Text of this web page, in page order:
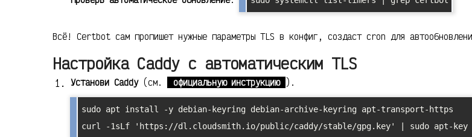
Всё! Certbot сам пропишет нужные параметры TLS в конфиг, создаст cron для
Настройка Caddy с автоматическим TLS
Установи Caddy(см. официальную инструкцию ).
sudo apt install -y debian-keyring debian-archive-keyring apt-transport-https
curl -1sLf 'https://dl.cloudsmith.io/public/caddy/stable/gpg.key' | sudo apt-key